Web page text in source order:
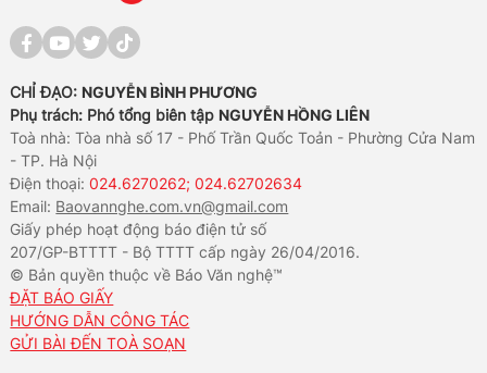
CHỈ ĐẠO: NGUYỄN BÌNH PHƯƠNG
Phụ trách: Phó tổng biên tập NGUYỄN HỒNG LIÊN
Toà nhà: Tòa nhà số 17 - Phố Trần Quốc Toản - Phường Cửa Nam
- TP. Hà Nội
Điện thoại:024.6270262; 024.62702634
Email: Baovannghe.com.vn@gmail.com
Giấy phép hoạt động báo điện tử số
207/GP-BTTTT - Bộ TTTT cấp ngày 26/04/2016.
© Bản quyền thuộc về Báo Văn nghệ™
ĐẶT BÁO GIẤY
HƯỚNG DẪN CÔNG TÁC
GỬI BÀI ĐẾN TOÀ SOẠN